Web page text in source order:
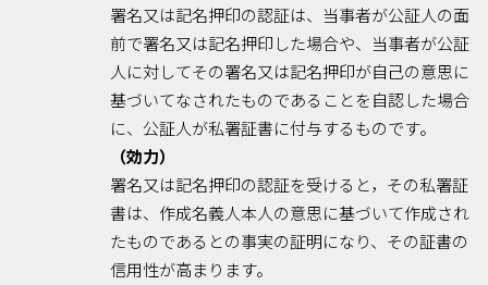
署名又は記名押印の認証は、当事者が公証人の面
前で署名又は記名押印した場合や、当事者が公証
人に対してその署名又は記名押印が自己の意思に
基づいてなされたものであることを自認した場合
に、公証人が私署証書に付与するものです。
（効力）
署名又は記名押印の認証を受けると，その私署証
書は、作成名義人本人の意思に基づいて作成され
たものであるとの事実の証明になり、その証書の
信用性が高まります。